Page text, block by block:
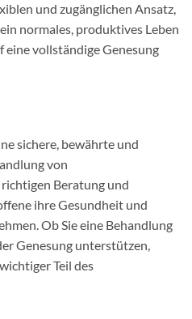
und zugänglichen Ansatz,
normales, produktives Leben
eine vollständige Genesung
sichere, bewährte und
von
Beratung und
ihre Gesundheit und
Ob Sie eine Behandlung
Genesung unterstützen,
Teil des